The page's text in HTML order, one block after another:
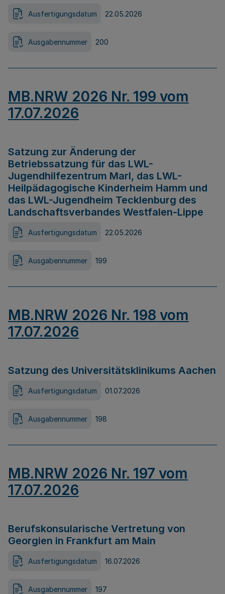
Ausfertigungsdatum 22.05.2026
Ausgabennummer 200
MB.NRW 2026 Nr. 199 vom
17.07.2026
Satzung zur Änderung der
Betriebssatzung für das LWL-
Jugendhilfezentrum Marl, das LWL-
Heilpädagogische Kinderheim Hamm und
das LWL-Jugendheim Tecklenburg des
Landschaftsverbandes Westfalen-Lippe
Ausfertigungsdatum 22.05.2026
Ausgabennummer 199
MB.NRW 2026 Nr. 198 vom
17.07.2026
Satzung des Universitätsklinikums Aachen
Ausfertigungsdatum 01.07.2026
Ausgabennummer 198
MB.NRW 2026 Nr. 197 vom
17.07.2026
Berufskonsularische Vertretung von
Georgien in Frankfurt am Main
Ausfertigungsdatum 16.07.2026
Ausgabennummer 197